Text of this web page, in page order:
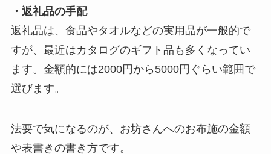
・返礼品の手配
返礼品は、食品やタオルなどの実用品が一般的で
すが、最近はカタログのギフト品も多くなってい
ます。金額的には2000円から5000円ぐらい範囲で
選びます。
法要で気になるのが、お坊さんへのお布施の金額
や表書きの書き方です。